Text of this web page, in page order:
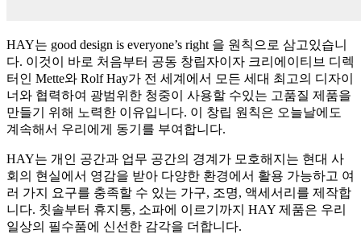
HAY는 good design is everyone’s right 을 원칙으로 삼고있습니
다. 이것이 바로 처음부터 공동 창립자이자 크리에이티브 디렉
터인 Mette와 Rolf Hay가 전 세계에서 모든 세대 최고의 디자이
너와 협력하여 광범위한 청중이 사용할 수있는 고품질 제품을
만들기 위해 노력한 이유입니다. 이 창립 원칙은 오늘날에도
계속해서 우리에게 동기를 부여합니다.
HAY는 개인 공간과 업무 공간의 경계가 모호해지는 현대 사
회의 현실에서 영감을 받아 다양한 환경에서 활용 가능하고 여
러 가지 요구를 충족할 수 있는 가구, 조명, 액세서리를 제작합
니다. 칫솔부터 휴지통, 소파에 이르기까지 HAY 제품은 우리
일상의 필수품에 신선한 감각을 더합니다.